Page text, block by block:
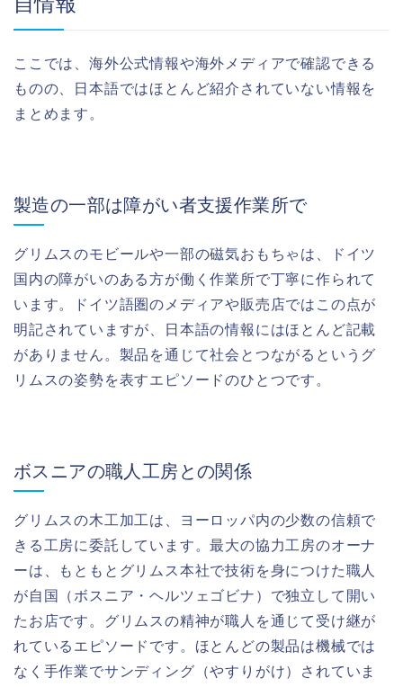
ここでは、海外公式情報や海外メディアで確認できる
ものの、日本語ではほとんど紹介されていない情報を
まとめます。
製造の一部は障がい者支援作業所で
グリムスのモビールや一部の磁気おもちゃは、ドイツ
国内の障がいのある方が働く作業所で丁寧に作られて
います。ドイツ語圏のメディアや販売店ではこの点が
明記されていますが、日本語の情報にはほとんど記載
がありません。製品を通じて社会とつながるというグ
リムスの姿勢を表すエピソードのひとつです。
ボスニアの職人工房との関係
グリムスの木工加工は、ヨーロッパ内の少数の信頼で
きる工房に委託しています。最大の協力工房のオーナ
ーは、もともとグリムス本社で技術を身につけた職人
が自国（ボスニア・ヘルツェゴビナ）で独立して開い
たお店です。グリムスの精神が職人を通じて受け継が
れているエピソードです。ほとんどの製品は機械では
なく手作業でサンディング（やすりがけ）されていま